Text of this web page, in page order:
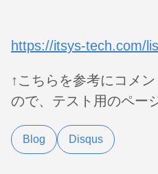
https://itsys-tech.com/
↑こちらを参考にコメ
ので、テスト用のペー
Blog Disqus